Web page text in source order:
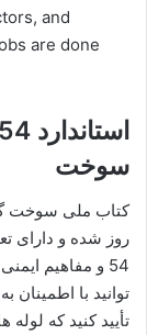
and
are done
سوخت
54 و مفاهیم
تأیید کنید که